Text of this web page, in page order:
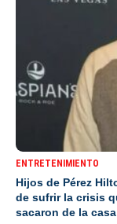
ENTRETENIMIENTO
Hijos de Pérez
de sufrir la crisis
sacaron de la casa